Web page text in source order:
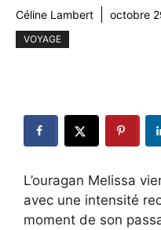
Céline Lambert octobre
VOYAGE
L’ouragan Melissa
avec une intensité
moment de son